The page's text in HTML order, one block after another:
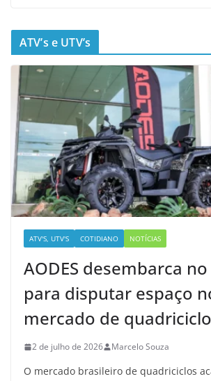
ATV’s e UTV’s
ATV'S, UTV'S COTIDIANO NOTÍCIAS
AODES desembarca
para disputar espaço
mercado de
2 de julho de 2026 Marcelo Souza
O mercado brasileiro de quadriciclos